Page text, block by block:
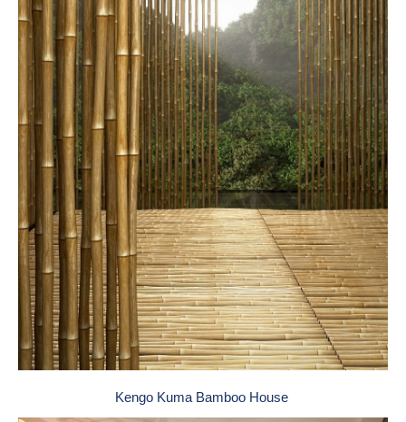
Kengo Kuma Bamboo House